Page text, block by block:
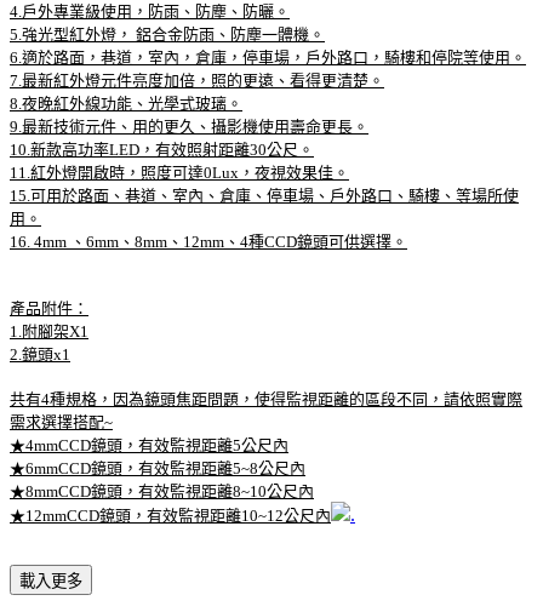
4.戶外專業級使用，防雨、防塵、防曬。
5.強光型紅外燈， 鋁合金防雨、防塵一體機。
6.適於路面，巷道，室內，倉庫，停車場，戶外路口，騎樓和停院等使用。
7.最新紅外燈元件亮度加倍，照的更遠、看得更清楚。
8.夜晚紅外線功能、光學式玻璃。
9.最新技術元件、用的更久、攝影機使用壽命更長。
10.新款高功率LED，有效照射距離30公尺。
11.紅外燈開啟時，照度可達0Lux，夜視效果佳。
15.可用於路面、巷道、室內、倉庫、停車場、戶外路口、騎樓、等場所使
用。
16. 4mm 、6mm、8mm、12mm、4種CCD鏡頭可供選擇。
產品附件：
1.附腳架X1
2.鏡頭x1
共有4種規格，因為鏡頭焦距問題，使得監視距離的區段不同，請依照實際
需求選擇搭配~
★4mmCCD鏡頭，有效監視距離5公尺內
★6mmCCD鏡頭，有效監視距離5~8公尺內
★8mmCCD鏡頭，有效監視距離8~10公尺內
★12mmCCD鏡頭，有效監視距離10~12公尺內
.
載入更多